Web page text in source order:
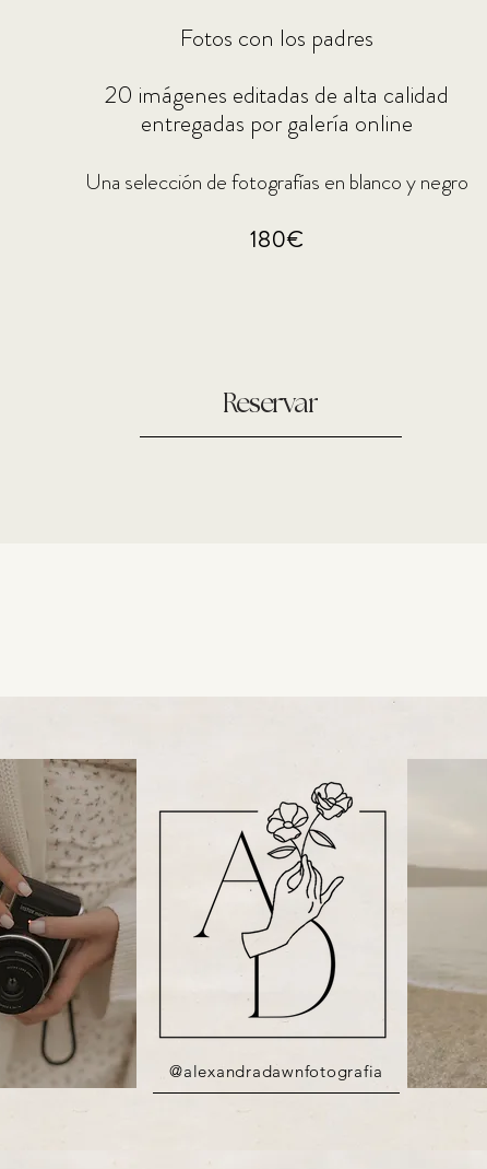
Fotos con los padres
20 imágenes editadas de alta calidad
entregadas por galería online
Una selección de fotografías en blanco y negro
180€
Reservar
@alexandradawnfotografia